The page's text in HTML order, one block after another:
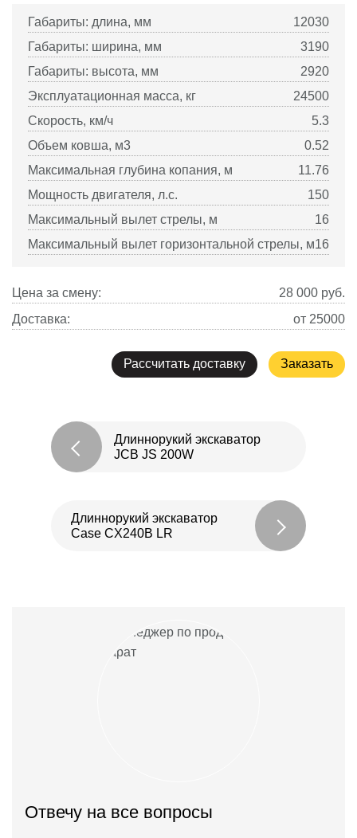
Габариты: длина, мм
12030
Габариты: ширина, мм
3190
Габариты: высота, мм
2920
Эксплуатационная масса, кг
24500
Скорость, км/ч
5.3
Объем ковша, м3
0.52
Максимальная глубина копания, м
11.76
Мощность двигателя, л.с.
150
Максимальный вылет стрелы, м
16
Максимальный вылет горизонтальной стрелы, м16
Цена за смену: 28 000 руб.
Доставка:
от 25000
Рассчитать доставку Заказать
Длиннорукий экскаватор
JCB JS 200W
Длиннорукий экскаватор
Case CX240B LR
Отвечу на все вопросы